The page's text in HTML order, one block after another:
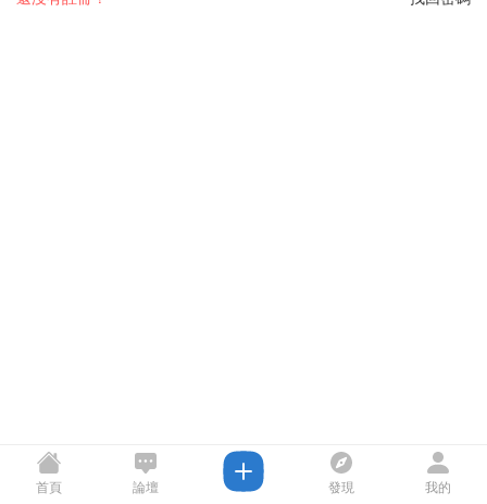
首頁 論壇 發現 我的